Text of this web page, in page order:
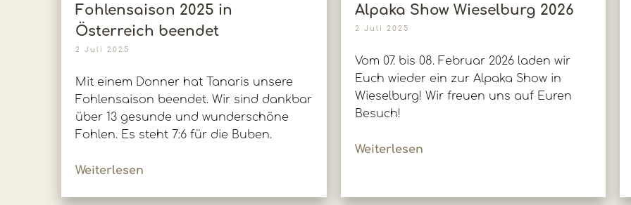
Fohlensaison 2025 in
Österreich beendet
2 Juli 2025
Mit einem Donner hat Tanaris unsere
Fohlensaison beendet. Wir sind dankbar
über 13 gesunde und wunderschöne
Fohlen. Es steht 7:6 für die Buben.
Weiterlesen
Alpaka Show Wieselburg 2026
2 Juli 2025
Vom 07. bis 08. Februar 2026 laden wir
Euch wieder ein zur Alpaka Show in
Wieselburg! Wir freuen uns auf Euren
Besuch!
Weiterlesen